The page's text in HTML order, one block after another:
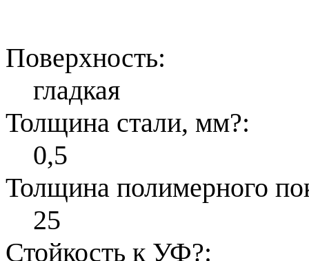
Поверхность:
гладкая
Толщина стали, мм?:
0,5
Толщина полимерного
25
Стойкость к УФ?: